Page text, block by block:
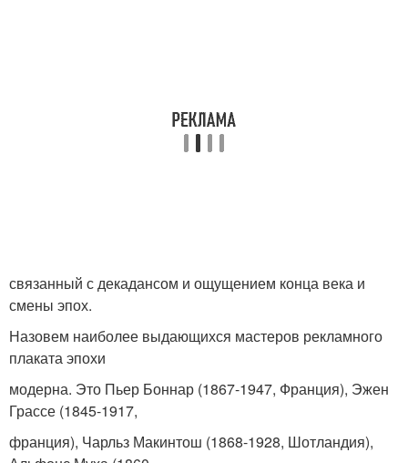
связанный с декадансом и ощущением конца века и
смены эпох.
Назовем наиболее выдающихся мастеров рекламного
плаката эпохи
модерна. Это Пьер Боннар (1867-1947, Франция), Эжен
Грассе (1845-1917,
франция), Чарльз Макинтош (1868-1928, Шотландия),